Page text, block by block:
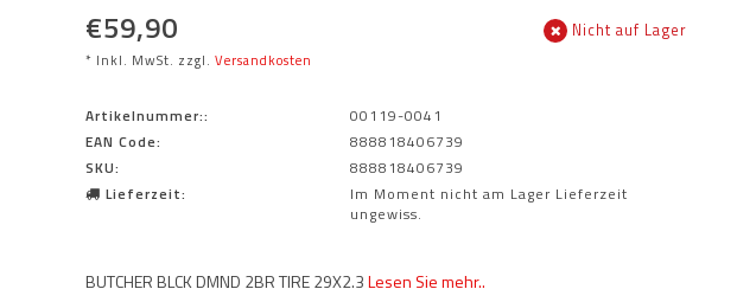
€59,90
* Inkl. MwSt. zzgl. Versandkosten
Nicht auf Lager
Artikelnummer::
00119-0041
EAN Code:
888818406739
SKU:
888818406739
Lieferzeit:
Im Moment nicht am Lager Lieferzeit
ungewiss.
BUTCHER BLCK DMND 2BR TIRE 29X2.3Lesen Sie mehr..